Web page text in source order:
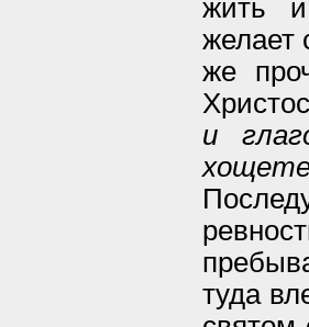
жить и
желает
же
и
туда